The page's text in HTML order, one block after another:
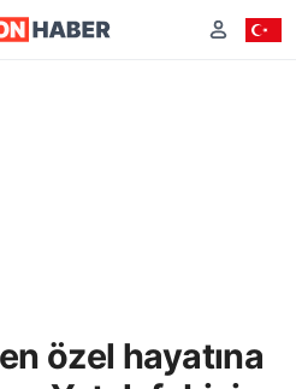
özel hayatına